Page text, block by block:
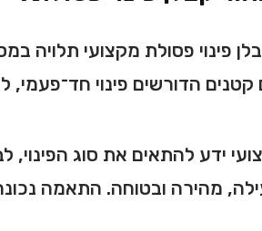
פינוי פסולת מקצועי תלויה
קטנים הדורשים פינוי חד־פעמי,
ידע להתאים את סוג הפינוי,
מהירה ובטוחה. התאמה